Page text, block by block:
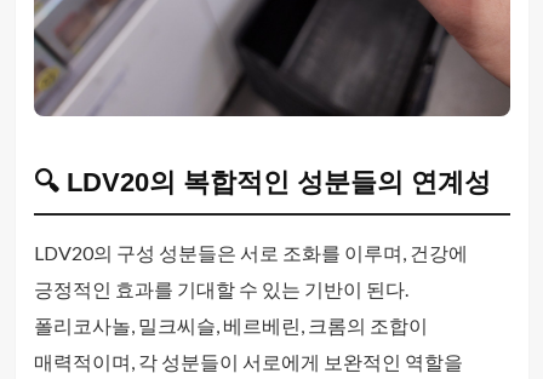
🔍 LDV20의 복합적인 성분들의 연계성
LDV20의 구성 성분들은 서로 조화를 이루며, 건강에
긍정적인 효과를 기대할 수 있는 기반이 된다.
폴리코사놀, 밀크씨슬, 베르베린, 크롬의 조합이
매력적이며, 각 성분들이 서로에게 보완적인 역할을